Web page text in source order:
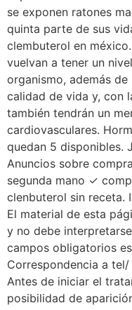
se exponen ratones
quinta parte de sus
clembuterol en
vuelvan a tener un
organismo, además
calidad de vida y, con
también tendrán un
cardiovasculares.
quedan 5 disponibles.
Anuncios sobre
segunda mano ✓
clenbuterol sin receta.
El material de esta
y no debe
campos obligatorios
Correspondencia a
Antes de iniciar el
posibilidad de